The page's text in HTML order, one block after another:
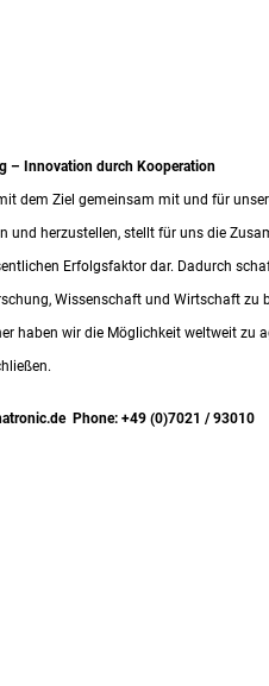
– Innovation durch Kooperation
dem Ziel gemeinsam mit und für
und herzustellen, stellt für uns die
Erfolgsfaktor dar. Dadurch
Wissenschaft und Wirtschaft zu
haben wir die Möglichkeit weltweit zu
Phone: +49 (0)7021 / 93010